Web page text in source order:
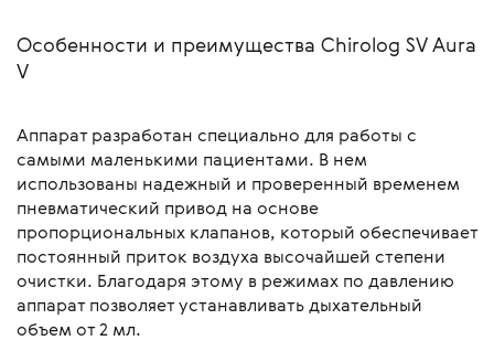
Особенности и преимущества Chirolog SV Aura
V
Аппарат разработан специально для работы с
самыми маленькими пациентами. В нем
использованы надежный и проверенный временем
пневматический привод на основе
пропорциональных клапанов, который обеспечивает
постоянный приток воздуха высочайшей степени
очистки. Благодаря этому в режимах по давлению
аппарат позволяет устанавливать дыхательный
объем от 2 мл.